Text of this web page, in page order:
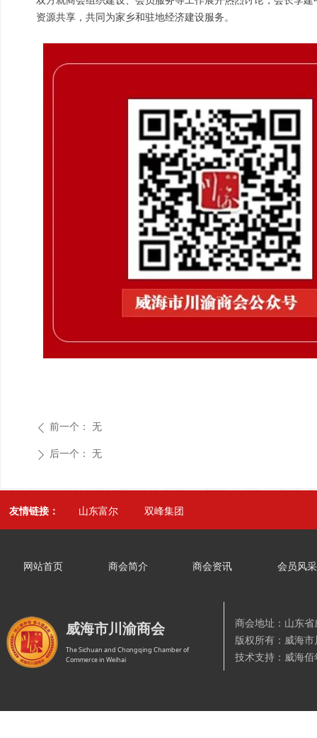
资源共享，共同为家乡和驻地经济建设服务。
ꄴ 前一个： 无
ꄲ 后一个： 无
威海市川渝商会
The Sichuan and Chongqing Chamber of
Commerce in Weihai
网站首页 商会简介 商会资讯 会员风采
商会地址：山东
版权所有：威海
技术支持：威海
友情链接： 山东富尔 双峰集团